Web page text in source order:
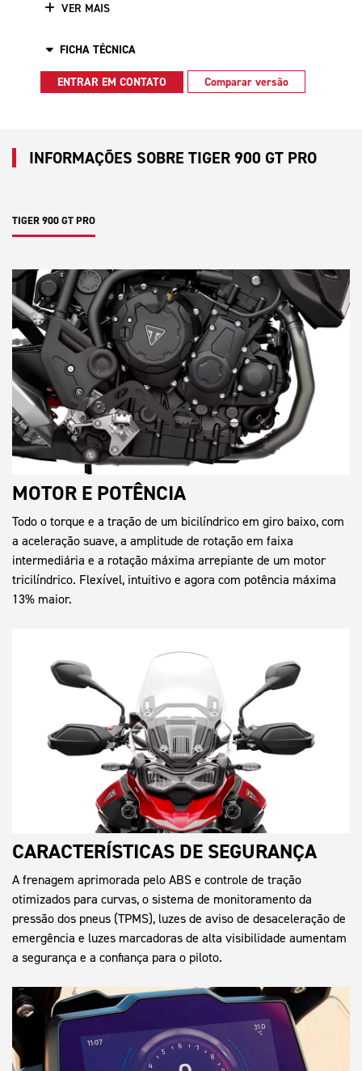
VER MAIS
FICHA TÉCNICA
ENTRAR EM CONTATO Comparar versão
INFORMAÇÕES SOBRE TIGER 900 GT PRO
TIGER 900 GT PRO
MOTOR E POTÊNCIA
Todo o torque e a tração de um bicilíndrico em giro baixo, com
a aceleração suave, a amplitude de rotação em faixa
intermediária e a rotação máxima arrepiante de um motor
tricilíndrico. Flexível, intuitivo e agora com potência máxima
13% maior.
CARACTERÍSTICAS DE SEGURANÇA
A frenagem aprimorada pelo ABS e controle de tração
otimizados para curvas, o sistema de monitoramento da
pressão dos pneus (TPMS), luzes de aviso de desaceleração de
emergência e luzes marcadoras de alta visibilidade aumentam
a segurança e a confiança para o piloto.